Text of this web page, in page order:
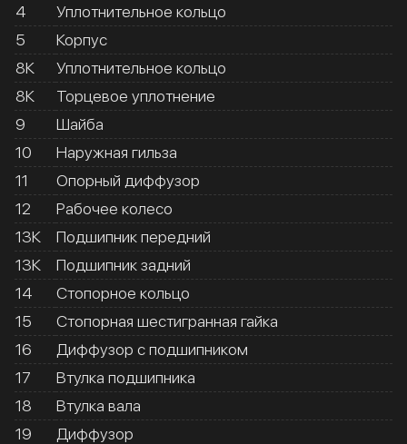
4
Уплотнительное кольцо
5
Корпус
8К
Уплотнительное кольцо
8К
Торцевое уплотнение
9
Шайба
10
Наружная гильза
11
Опорный диффузор
12
Рабочее колесо
13К
Подшипник передний
13К
Подшипник задний
14
Стопорное кольцо
15
Стопорная шестигранная гайка
16
Диффузор с подшипником
17
Втулка подшипника
18
Втулка вала
19
Диффузор